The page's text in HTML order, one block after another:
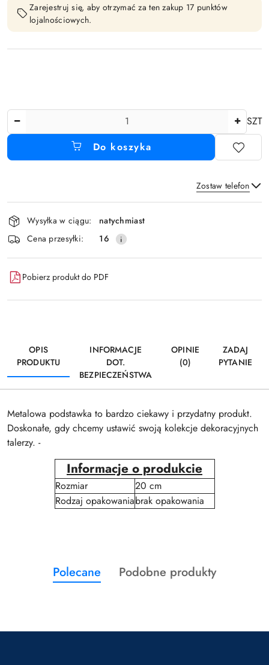
Zarejestruj się, aby otrzymać za ten zakup 17 punktów
lojalnościowych.
SZT
Do koszyka
Zostaw telefon
Wyślij
Dostępność
i
dostawa
Wysyłka w ciągu:
natychmiast
Cena przesyłki:
16
Pobierz produkt do PDF
OPIS
PRODUKTU
INFORMACJE
DOT.
BEZPIECZEŃSTWA
OPINIE
(0)
ZADAJ
PYTANIE
Metalowa podstawka to bardzo ciekawy i przydatny produkt.
Doskonałe, gdy chcemy ustawić swoją kolekcje dekoracyjnych
talerzy. -
Informacje o produkcie
Rozmiar
20 cm
Rodzaj opakowaniabrak opakowania
Pomiń karuzelę produktów
Produkty
o
Polecane
Produkty
Podobne produkty